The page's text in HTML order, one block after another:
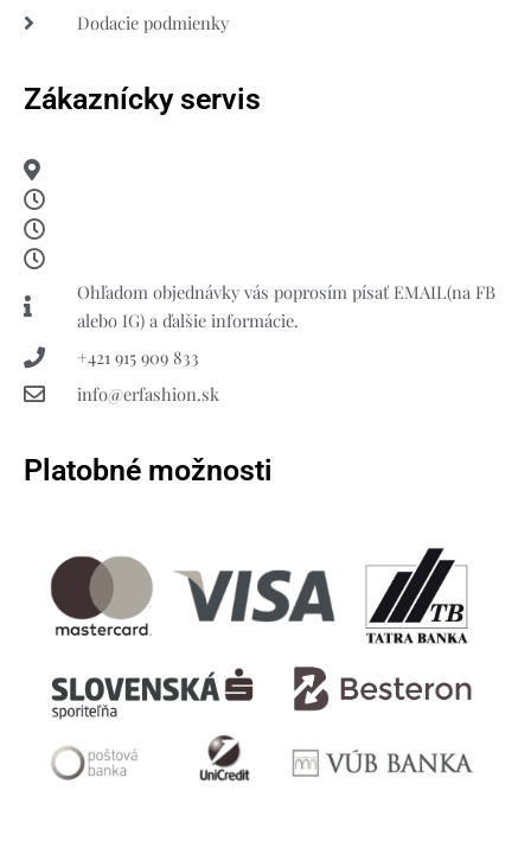
Dodacie podmienky
Zákaznícky servis
Ohľadom objednávky vás poprosím písať EMAIL(na FB
alebo IG) a ďalšie informácie.
+421 915 909 833
info@erfashion.sk
Platobné možnosti